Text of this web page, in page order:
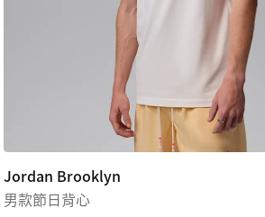
Jordan Brooklyn
男款節日背心